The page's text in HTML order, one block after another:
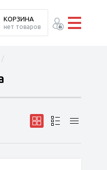
КОРЗИНА
нет товаров